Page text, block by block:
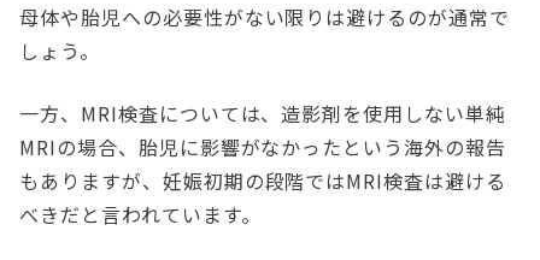
母体や胎児への必要性がない限りは避けるのが通常で
しょう。
一方、MRI検査については、造影剤を使用しない単純
MRIの場合、胎児に影響がなかったという海外の報告
もありますが、妊娠初期の段階ではMRI検査は避ける
べきだと言われています。